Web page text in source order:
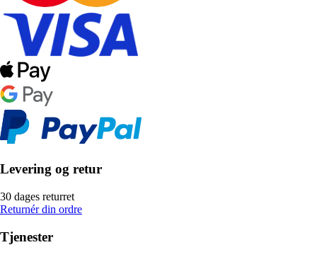
Levering og retur
30 dages returret
Returnér din ordre
Tjenester